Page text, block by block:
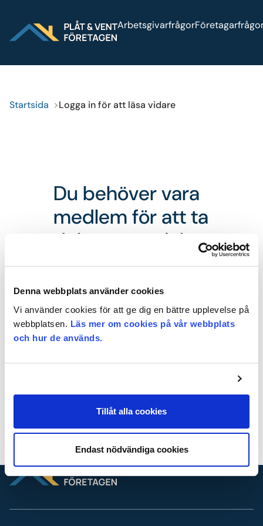
Denna webbplats använder cookies
Vi använder cookies för att ge dig en bättre upplevelse på
webbplatsen. Läs mer om cookies på vår webbplats
och hur de används.
Tillåt alla cookies
Endast nödvändiga cookies
Press
Logga inBli medlemArbetsgivarfrågor
Startsida Logga in för att läsa vidare
Du behöver vara
medlem för att ta
del av materialet.
med e-post och lösenord.
Logga in för att läsa
Logga in med BankId
Glömt lösenordet?